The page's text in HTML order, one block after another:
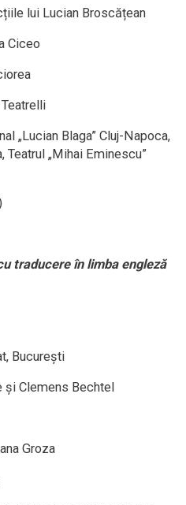
lui Lucian Broscățean
Ciceo
„Lucian Blaga” Cluj-Napoca,
Teatrul „Mihai Eminescu”
traducere în limba engleză
București
și Clemens Bechtel
Groza